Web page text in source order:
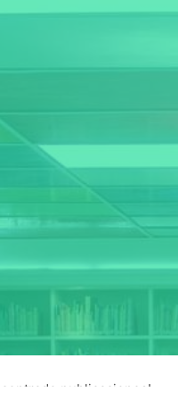
publicaciones!